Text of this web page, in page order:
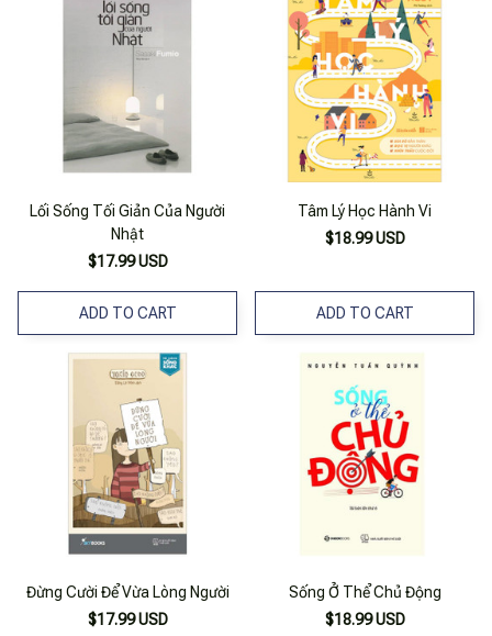
Lối Sống Tối Giản Của Người
Nhật
$17.99 USD
ADD TO CART
Tâm Lý Học Hành Vi
$18.99 USD
ADD TO CART
Đừng Cười Để Vừa Lòng Người
$17.99 USD
Sống Ở Thể Chủ Động
$18.99 USD